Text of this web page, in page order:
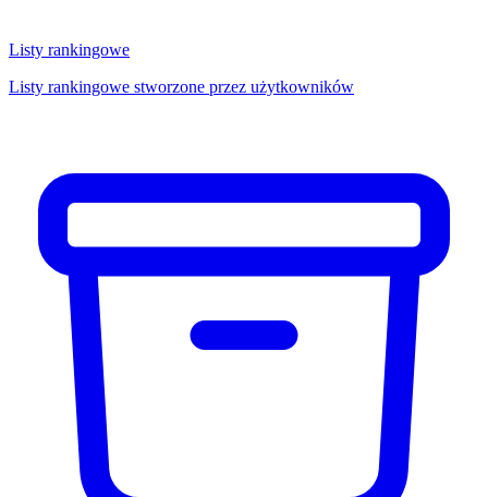
Listy rankingowe
Listy rankingowe stworzone przez użytkowników